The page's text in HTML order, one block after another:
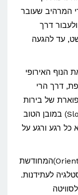
המרהיב שעובר
ולעבור דרך
עד להגעה
הנוף האירופי
דרך הרי
של בירות
מרכז אירופה. זהו טיול איטי (Slow Travel) במובן הטוב
רגע ורגע על
לסיכום, האוריינט אקספרס (Orient Express)המחודשת
לעתידנות.